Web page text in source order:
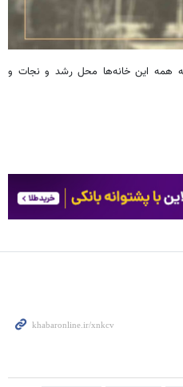
همه این خانه‌ها محل رشد و نجات و